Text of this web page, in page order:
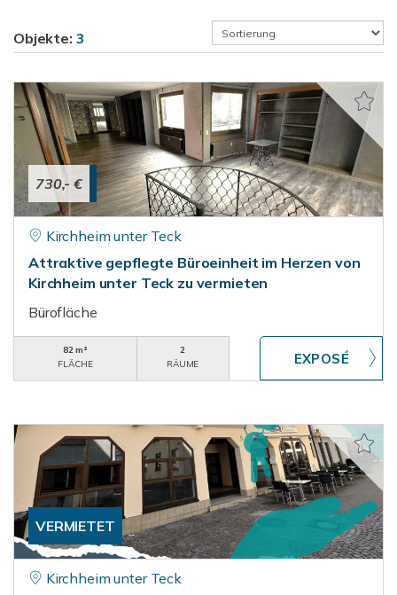
Objekte: 3
730,- €
Kirchheim unter Teck
Attraktive gepflegte Büroeinheit im Herzen von
Kirchheim unter Teck zu vermieten
Bürofläche
82 m²
FLÄCHE
2
RÄUME
VERMIETET
Kirchheim unter Teck